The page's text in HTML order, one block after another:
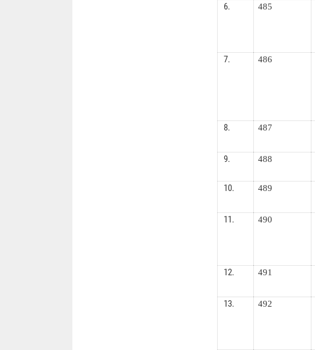
6. 485
7. 486
8. 487
9. 488
10. 489
11. 490
12. 491
13. 492